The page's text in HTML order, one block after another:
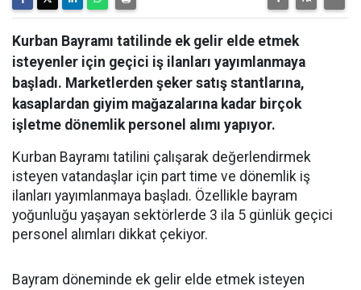
Kurban Bayramı tatilinde ek gelir elde etmek
isteyenler için geçici iş ilanları yayımlanmaya
başladı. Marketlerden şeker satış stantlarına,
kasaplardan giyim mağazalarına kadar birçok
işletme dönemlik personel alımı yapıyor.
Kurban Bayramı tatilini çalışarak değerlendirmek
isteyen vatandaşlar için part time ve dönemlik iş
ilanları yayımlanmaya başladı. Özellikle bayram
yoğunluğu yaşayan sektörlerde 3 ila 5 günlük geçici
personel alımları dikkat çekiyor.
Bayram döneminde ek gelir elde etmek isteyen